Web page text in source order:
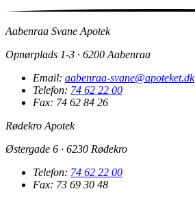
Aabenraa Svane Apotek
Opnørplads 1-3 · 6200 Aabenraa
Email: aabenraa-svane@apoteket.dk
Telefon: 74 62 22 00
Fax: 74 62 84 26
Rødekro Apotek
Østergade 6 · 6230 Rødekro
Telefon: 74 62 22 00
Fax: 73 69 30 48